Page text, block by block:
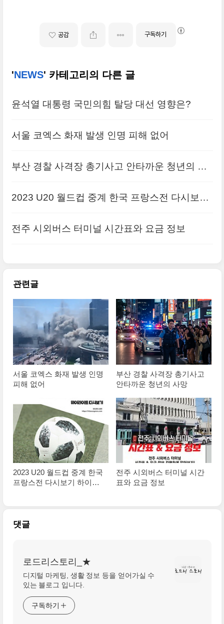
공감 구독하기
'NEWS' 카테고리의 다른 글
윤석열 대통령 국민의힘 탈당 대선 영향은?
서울 코엑스 화재 발생 인명 피해 없어
부산 경찰 사격장 총기사고 안타까운 청년의 사
2023 U20 월드컵 중계 한국 프랑스전 다시보기
전주 시외버스 터미널 시간표와 요금 정보
관련글
서울 코엑스 화재 발생 인명
피해 없어
부산 경찰 사격장 총기사고
안타까운 청년의 사망
2023 U20 월드컵 중계 한국
프랑스전 다시보기 하이라
전주 시외버스 터미널 시간
표와 요금 정보
댓글
로드리스토리_★
디지털 마케팅, 생활 정보 등을 얻어가실 수
있는 블로그 입니다.
구독하기